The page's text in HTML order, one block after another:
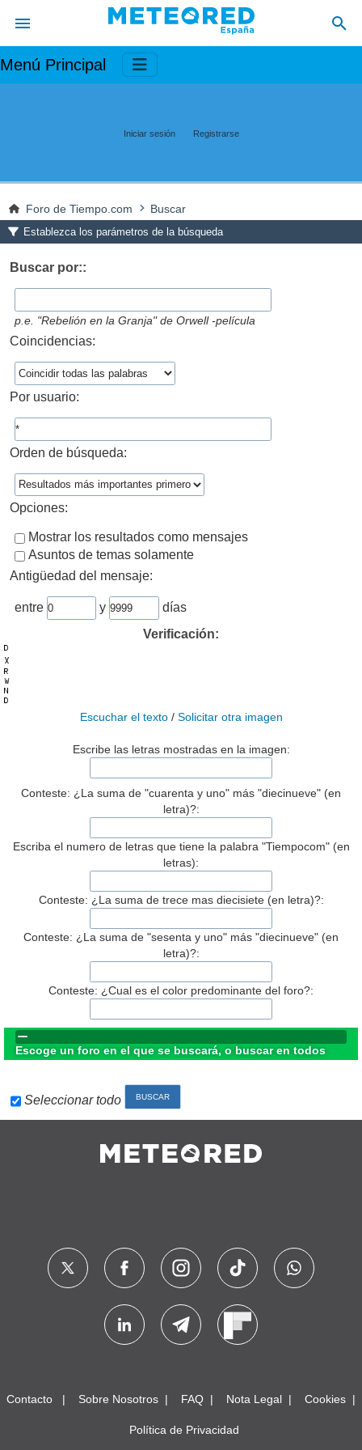
Menú Principal
Iniciar sesión Registrarse
Foro de Tiempo.com Buscar
Establezca los parámetros de la búsqueda
Buscar por::
p.e. "Rebelión en la Granja" de Orwell -película
Coincidencias:
Por usuario:
Orden de búsqueda:
Opciones:
Mostrar los resultados como mensajes
Asuntos de temas solamente
Antigüedad del mensaje:
entre y
días
Verificación:
Escuchar el texto/ Solicitar otra imagen
Escribe las letras mostradas en la imagen:
Conteste: ¿La suma de "cuarenta y uno" más "diecinueve" (en
letra)?:
Escriba el numero de letras que tiene la palabra "Tiempocom" (en
letras):
Conteste: ¿La suma de trece mas diecisiete (en letra)?:
Conteste: ¿La suma de "sesenta y uno" más "diecinueve" (en
letra)?:
Conteste: ¿Cual es el color predominante del foro?:
Escoge un foro en el que se buscará, o buscar en todos
Seleccionar todo
Contacto Sobre Nosotros FAQ Nota Legal Cookies
Política de Privacidad